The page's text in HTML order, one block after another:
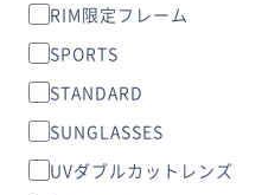
RIM限定フレーム
SPORTS
STANDARD
SUNGLASSES
UVダブルカットレンズ